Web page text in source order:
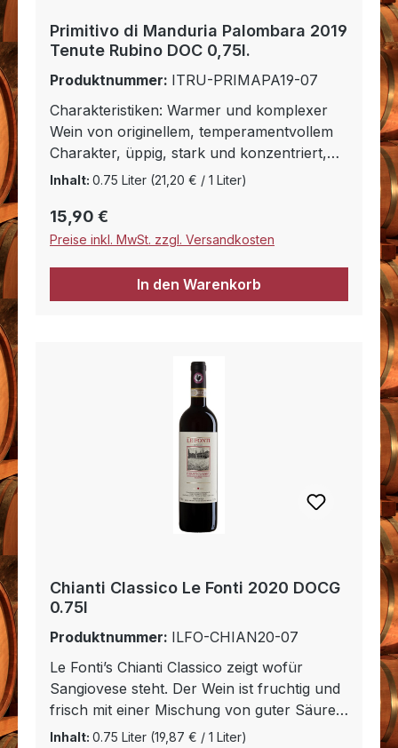
Primitivo di Manduria Palombara 2019
Tenute Rubino DOC 0,75l.
Produktnummer: ITRU-PRIMAPA19-07
Charakteristiken: Warmer und komplexer
Wein von originellem, temperamentvollem
Charakter, üppig, stark und konzentriert,
hervorragendes Alterungspotential.
bucatini mit Wildfleischragout, pappardelle
mit Hase, Gulasch vom Schwein, Kutteln-
Rindsspieß mit Speck und mit Minze
geschmortem Thunfisch. Passt außerdem
Inhalt: 0.75 Liter (21,20 € / 1 Liter)
Regulärer Preis:
15,90 €
Preise inkl. MwSt. zzgl. Versandkosten
In den Warenkorb
Chianti Classico Le Fonti 2020 DOCG
0.75l
Produktnummer: ILFO-CHIAN20-07
Le Fonti’s Chianti Classico zeigt wofür
Sangiovese steht. Der Wein ist fruchtig und
frisch mit einer Mischung von guter Säure
und Gewürznoten. Abgerundet wird er
Inhalt: 0.75 Liter (19,87 € / 1 Liter)